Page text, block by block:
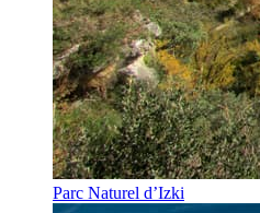
Parc Naturel d’Izki